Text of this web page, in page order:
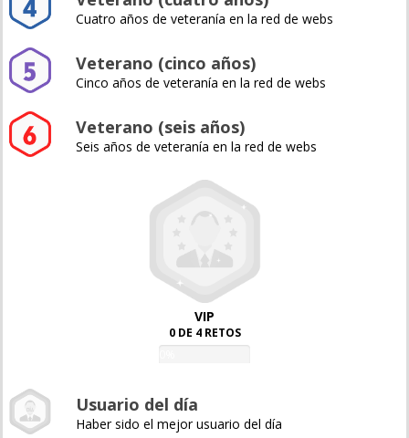
Cuatro años de veteranía en la red de webs
Veterano (cinco años)
Cinco años de veteranía en la red de webs
Veterano (seis años)
Seis años de veteranía en la red de webs
VIP
0 DE 4 RETOS
Usuario del día
Haber sido el mejor usuario del día